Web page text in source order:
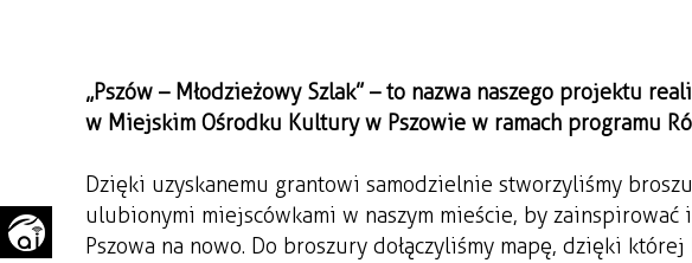
STRATEGIE, PLANY, PROGRAMY
INWESTYCJE MIEJSKIE
PRZEDSIĘBIORCZOŚCI
WAŻNE TELEFONY
INFORMATOR
ZAGOSPODAROWANIE
PRZESTRZENNE
„Pszów – Młodzieżowy Szlak” – to nazwa naszego projektu
w Miejskim Ośrodku Kultury w Pszowie w ramach programu
Dzięki uzyskanemu grantowi samodzielnie stworzyliśmy
ulubionymi miejscówkami w naszym mieście, by zainspirować
Pszowa na nowo. Do broszury dołączyliśmy mapę, dzięki